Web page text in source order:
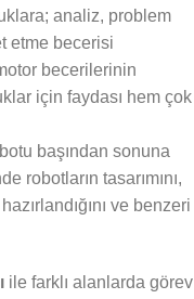
analiz, problem
etme becerisi
becerilerinin
için faydası hem çok
başından sonuna
robotların tasarımını,
ve benzeri
ile farklı alanlarda görev